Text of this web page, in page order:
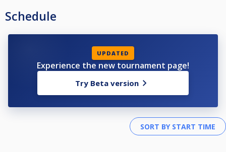
Schedule
UPDATED
Experience the new tournament page!
Try Beta version